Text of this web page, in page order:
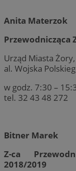
Anita Materzok
Przewodnicząca
Urząd Miasta Żory,
al. Wojska
w godz. 7:30 –
tel. 32 43 48 272
Bitner Marek
Z-ca
2018/2019